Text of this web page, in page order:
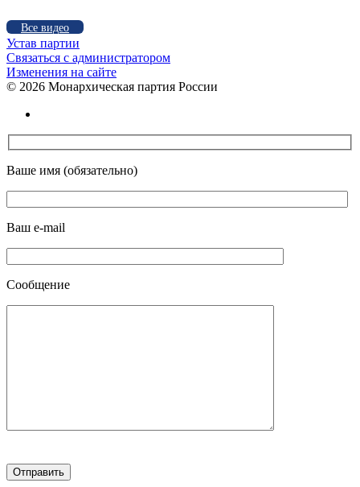
Все видео
Устав партии
Связаться с администратором
Изменения на сайте
© 2026 Монархическая партия России
Ваше имя (обязательно)
Ваш e-mail
Сообщение